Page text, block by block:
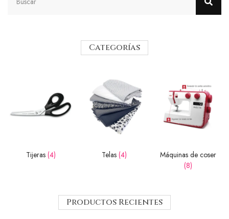
Categorías
Tijeras (4) Telas(4)
Máquinas de coser
(8)
Productos Recientes